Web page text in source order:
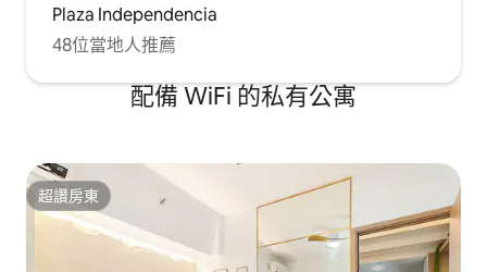
Plaza Independencia
48位當地人推薦
配備 WiFi 的私有公寓
超讚房東
超讚房東